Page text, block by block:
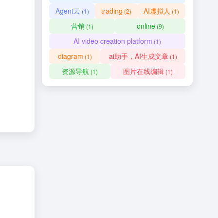
Agent云 (1) trading (2) AI虚拟人 (1)
营销 (1) online(9)
AI video creation platform (1)
diagram (1) ai助手，AI生成文章(1)
资源导航 (1) 图片在线编辑 (1)